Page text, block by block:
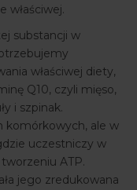
właściwej.
substancji w
właściwej diety,
Q10, czyli mięso,
i szpinak.
komórkowych, ale w
uczestniczy w
ATP.
jego zredukowana